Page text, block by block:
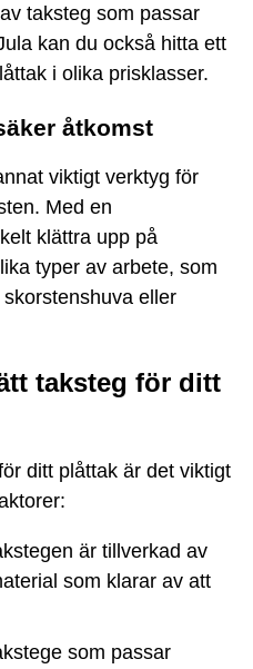
taksteg som passar
kan du också hitta ett
i olika prisklasser.
åtkomst
viktigt verktyg för
Med en
klättra upp på
typer av arbete, som
eller
taksteg för ditt
ditt plåttak är det viktigt
är tillverkad av
som klarar av att
som passar